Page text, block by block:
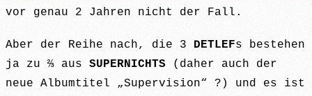
vor genau 2 Jahren nicht der Fall.
Aber der Reihe nach, die 3 DETLEFs bestehen
ja zu ⅔ aus SUPERNICHTS (daher auch der
neue Albumtitel „Supervision“ ?) und es ist